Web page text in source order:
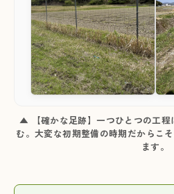
▲ 【確かな足跡】一つひとつの工程
む。大変な初期整備の時期だからこ
ます。